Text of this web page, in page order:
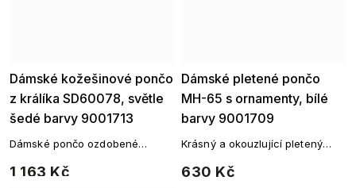
Dámské kožešinové pončo
z králíka SD60078, světle
šedé barvy 9001713
1 163 Kč
Dámské pončo ozdobené
trojúhelníkovým zakončením.
Dámské pletené pončo
MH-65 s ornamenty, bílé
barvy 9001709
630 Kč
Krásný a okouzlující pletený
zakončením, který vás zahřeje